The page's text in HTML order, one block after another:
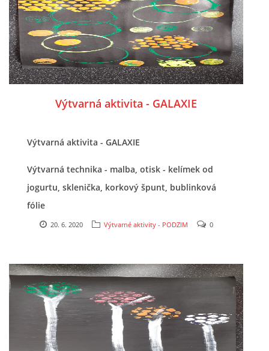
UČTE DĚTI PROŽITKEM
ŠABLONY
SENZORY PLAY
PORTFÓLIO DÍTĚTE
MOTIVAČNÍ CITÁTY PRO UČITELE
POKUSY
POZITIVNÍ AFIRMACE PRO DĚTI
PSYCHOHYGIENA PRO UČITELKY
Výtvarná aktivita - GALAXIE
Výtvarná aktivita - GALAXIE
Výtvarná technika - malba, otisk - kelímek od
jogurtu, sklenička, korkový špunt, bublinková
fólie
20. 6. 2020 Výtvarné aktivity - PODZIM 0